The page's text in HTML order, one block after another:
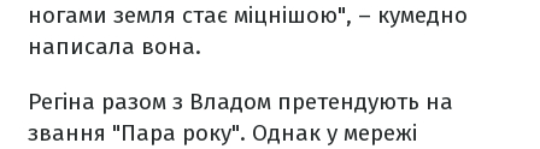
ногами земля стає міцнішою", – кумедно
написала вона.
Регіна разом з Владом претендують на
звання "Пара року". Однак у мережі